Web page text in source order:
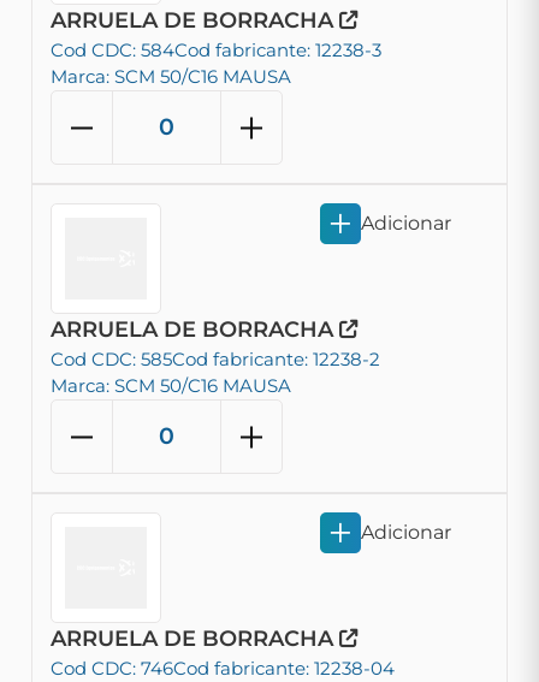
ARRUELA DE BORRACHA
Cod CDC: 584Cod fabricante: 12238-3
Marca: SCM 50/C16 MAUSA
ARRUELA DE BORRACHA
Cod CDC: 585Cod fabricante: 12238-2
Marca: SCM 50/C16 MAUSA
Adicionar
ARRUELA DE BORRACHA
Cod CDC: 746Cod fabricante: 12238-04
Adicionar